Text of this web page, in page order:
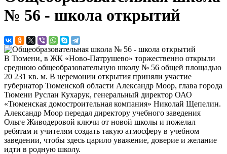
№ 56 - школа открытий
В Тюмени, в ЖК «Ново-Патрушево» торжественно открыли
среднюю общеобразовательную школу № 56 общей площадью
20 231 кв. м. В церемонии открытия приняли участие
губернатор Тюменской области Александр Моор, глава города
Тюмени Руслан Кухарук, генеральный директор ОАО
«Тюменская домостроительная компания» Николай Щепелин.
Александр Моор передал директору учебного заведения
Ольге Живодеровой ключи от новой школы и пожелал
ребятам и учителям создать такую атмосферу в учебном
заведении, чтобы здесь царило уважение, доверие и желание
идти в родную школу.